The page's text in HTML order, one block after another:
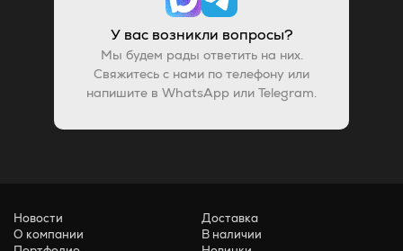
У вас возникли вопросы?
Мы будем рады ответить на них.
Свяжитесь с нами по телефону или
напишите в WhatsApp или Telegram.
Новости
О компании
Доставка
В наличии